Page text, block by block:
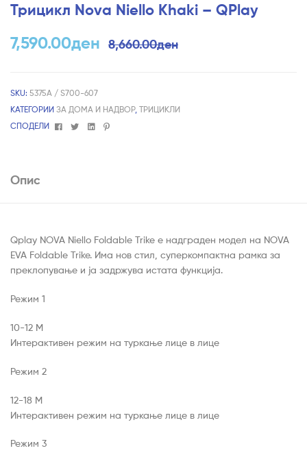
Трицикл Nova Niello Khaki – QPlay
8,660.00ден
7,590.00ден
SKU: 5375A / S700-607
КАТЕГОРИИ ЗА ДОМА И НАДВОР, ТРИЦИКЛИ
СПОДЕЛИ
FacebookTwitterLinkedin
Pinterest
Опис
Qplay NOVA Niello Foldable Trike е надграден модел на NOVA
EVA Foldable Trike. Има нов стил, суперкомпактна рамка за
преклопување и ја задржува истата функција.
Режим 1
10-12 М
Интерактивен режим на туркање лице в лице
Режим 2
12-18 М
Интерактивен режим на туркање лице в лице
Режим 3